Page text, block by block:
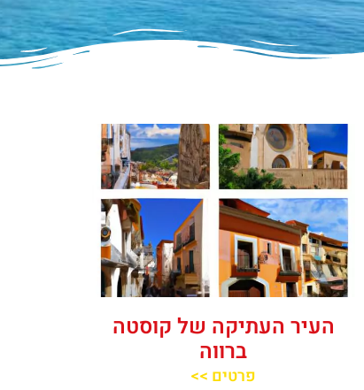
העיר העתיקה של קוסטה
ברווה
פרטים >>